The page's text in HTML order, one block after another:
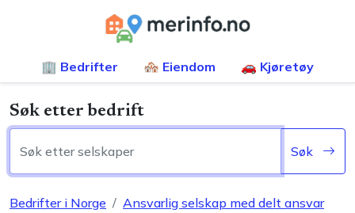
🏢 Bedrifter 🏘️ Eiendom 🚗 Kjøretøy
Søk etter bedrift
Søk
Bedrifter i Norge
Ansvarlig selskap med delt ansvar